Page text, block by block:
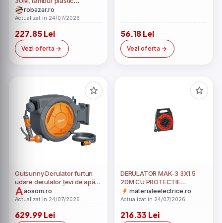
rezistent, cablu 3x2.5mm ²,
4 prize cu protectie si
robazar.ro
Actualizat in 24/07/2026
227.85 Lei
Vezi oferta
56.18 Lei
Vezi oferta
Outsunny Derulator furtun
udare derulator țevi de apă
30+2 m suport perete +
mâner pivotant la 180° 59 x
Romania
aosom.ro
Actualizat in 24/07/2026
629.99 Lei
DERULATOR MAK-3 3X1.5
20M CU PROTECTIE
TERMICA
materialeelectrice.ro
Actualizat in 24/07/2026
216.33 Lei